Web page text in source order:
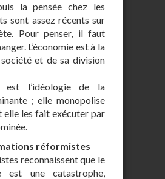
la pensée chez les
sont assez récents sur
Pour penser, il faut
L’économie est à la
et de sa division
est l’idéologie de la
; elle monopolise
elle les fait exécuter par
réformistes
reconnaissent que le
est une catastrophe,